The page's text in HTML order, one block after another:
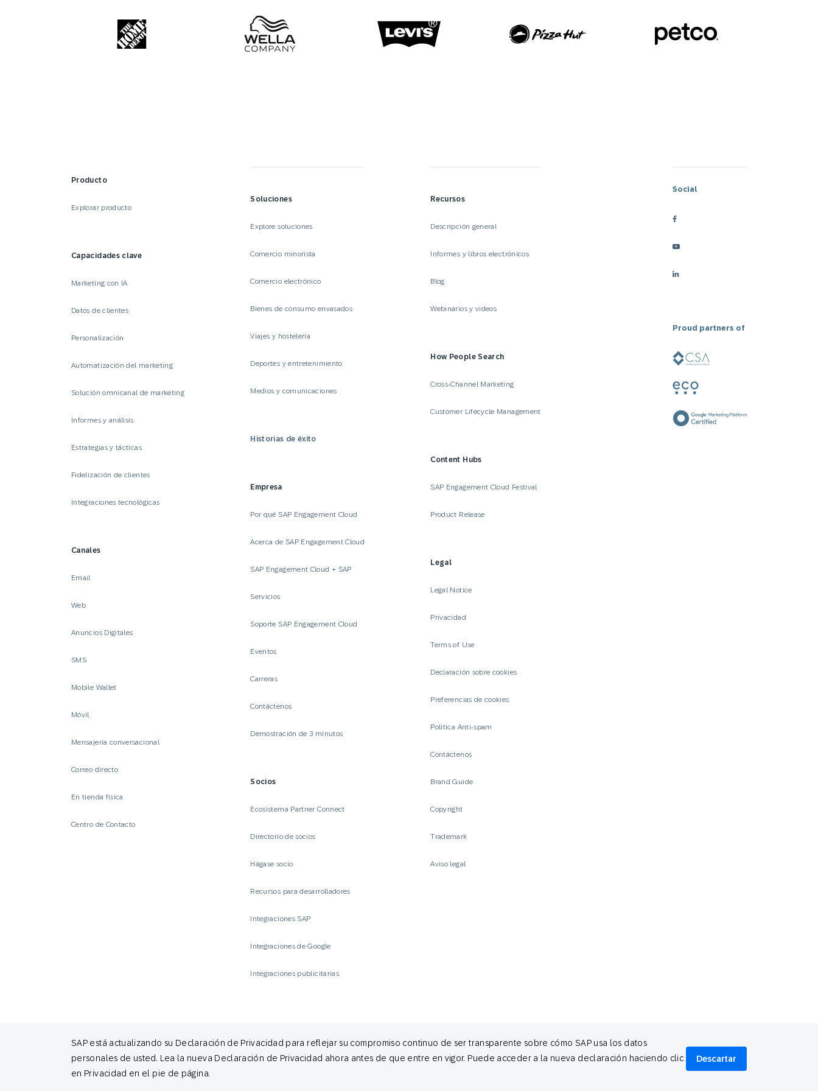
SAP está actualizando su Declaración de Privacidad para reflejar su compromiso continuo de ser transparente sobre cómo SAP usa los datos
personales de usted. Lea la nueva Declaración de Privacidad ahora antes de que entre en vigor. Puede acceder a la nueva declaración haciendo clic
en Privacidad en el pie de página.
Descartar
Producto
Explorar producto
Capacidades clave
Marketing con IA
Datos de clientes
Personalización
Automatización del marketing
Solución omnicanal de marketing
Informes y análisis
Estrategias y tácticas
Fidelización de clientes
Integraciones tecnológicas
Canales
Email
Web
Anuncios Digitales
SMS
Mobile Wallet
Móvil
Mensajería conversacional
Correo directo
En tienda física
Centro de Contacto
Soluciones
Explore soluciones
Comercio minorista
Comercio electrónico
Bienes de consumo envasados
Viajes y hostelería
Deportes y entretenimiento
Medios y comunicaciones
Historias de éxito
Empresa
Por qué SAP Engagement Cloud
Acerca de SAP Engagement Cloud
SAP Engagement Cloud + SAP
Servicios
Soporte SAP Engagement Cloud
Eventos
Carreras
Contáctenos
Demostración de 3 minutos
Socios
Ecosistema Partner Connect
Directorio de socios
Hágase socio
Recursos para desarrolladores
Integraciones SAP
Integraciones de Google
Integraciones publicitarias
Recursos
Descripción general
Informes y libros electrónicos
Blog
Webinarios y videos
How People Search
Cross-Channel Marketing
Customer Lifecycle Management
Content Hubs
SAP Engagement Cloud Festival
Product Release
Legal
Legal Notice
Privacidad
Terms of Use
Declaración sobre cookies
Preferencias de cookies
Política Anti-spam
Contáctenos
Brand Guide
Copyright
Trademark
Aviso legal
Social
Proud partners of